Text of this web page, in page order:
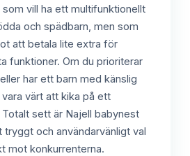
vill ha ett multifunktionellt
och spädbarn, men som
att betala lite extra för
funktioner. Om du prioriterar
har ett barn med känslig
värt att kika på ett
sett är Najell babynest
tryggt och användarvänligt val
mot konkurrenterna.